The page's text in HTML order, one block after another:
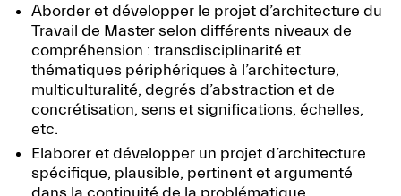
Aborder et développer le projet d’architecture du
Travail de Master selon différents niveaux de
compréhension : transdisciplinarité et
thématiques périphériques à l’architecture,
multiculturalité, degrés d’abstraction et de
concrétisation, sens et significations, échelles,
etc.
Elaborer et développer un projet d’architecture
spécifique, plausible, pertinent et argumenté